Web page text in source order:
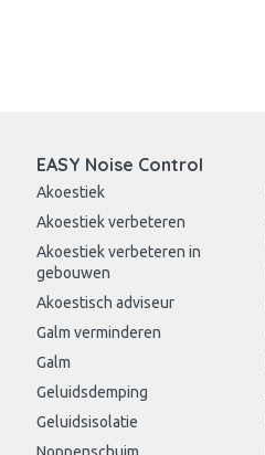
EASY Noise Control
Akoestiek
Akoestiek verbeteren
Akoestiek verbeteren in
gebouwen
Akoestisch adviseur
Galm verminderen
Galm
Geluidsdemping
Geluidsisolatie